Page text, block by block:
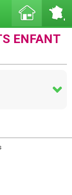
ENFANT